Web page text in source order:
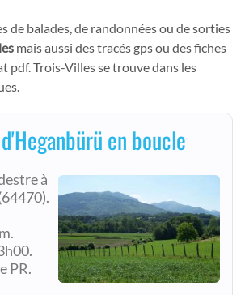
de balades, de randonnées ou de sorties
mais aussi des tracés gps ou des fiches
pdf. Trois-Villes se trouve dans les
en boucle
à
PR.